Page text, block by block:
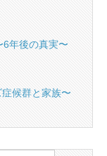
6年後の真実〜
候群と家族〜